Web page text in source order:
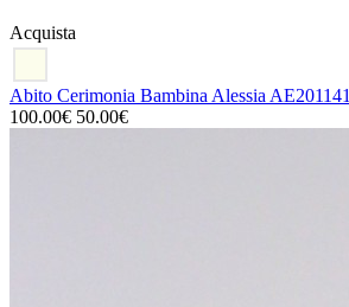
Acquista
Abito Cerimonia Bambina Alessia AE201141
100.00€ 50.00€